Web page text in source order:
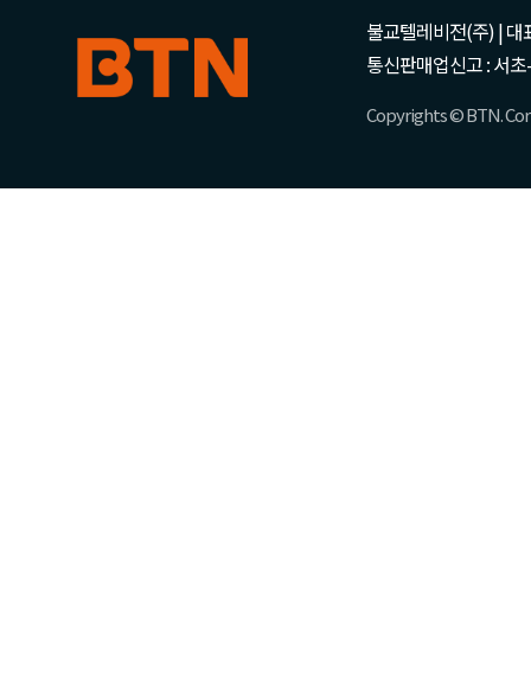
불교텔레비전(주) | 대
통신판매업신고 : 서
Copyrights © BTN.